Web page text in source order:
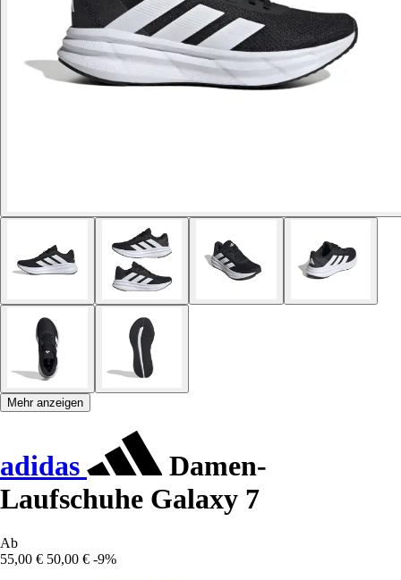
Mehr anzeigen
adidas
Damen-
Laufschuhe Galaxy 7
Ab
55,00 € 50,00 € -9%